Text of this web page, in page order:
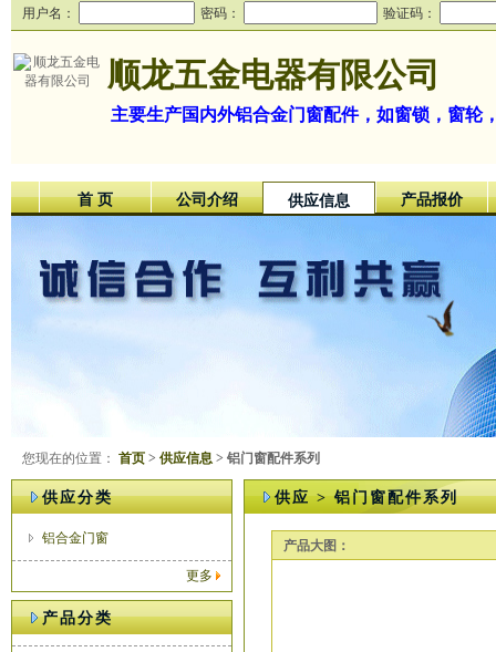
用户名： 密码： 验证码：
顺龙五金电器有限公司
主要生产国内外铝合金门窗配件，如窗锁，窗轮
首 页 公司介绍 供应信息 产品报价
您现在的位置： 首页 > 供应信息 > 铝门窗配件系列
供应分类
铝合金门窗
更多
产品分类
供应 > 铝门窗配件系列
产品大图：